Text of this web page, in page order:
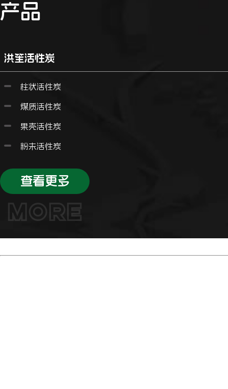
产品
洪笙活性炭
柱状活性炭
煤质活性炭
果壳活性炭
粉未活性炭
查看更多
MORE